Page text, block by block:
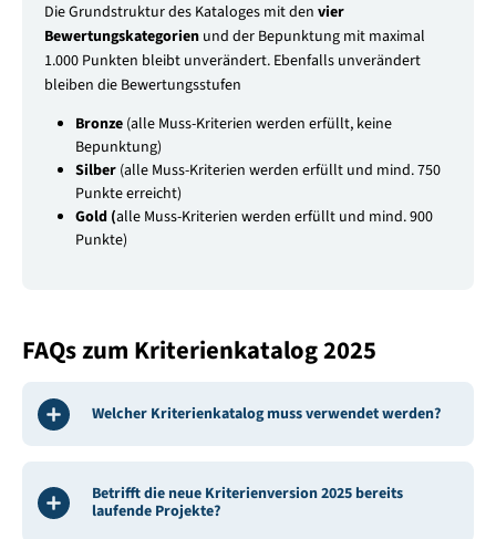
Die Grundstruktur des Kataloges mit den vier
Bewertungskategorienund der Bepunktung mit maximal
1.000 Punkten bleibt unverändert. Ebenfalls unverändert
bleiben die Bewertungsstufen
Bronze (alle Muss-Kriterien werden erfüllt, keine
Bepunktung)
Silber(alle Muss-Kriterien werden erfüllt und mind. 750
Punkte erreicht)
Gold (alle Muss-Kriterien werden erfüllt und mind. 900
Punkte)
FAQs zum Kriterienkatalog 2025
Welcher Kriterienkatalog muss verwendet werden?
Betrifft die neue Kriterienversion 2025 bereits
laufende Projekte?